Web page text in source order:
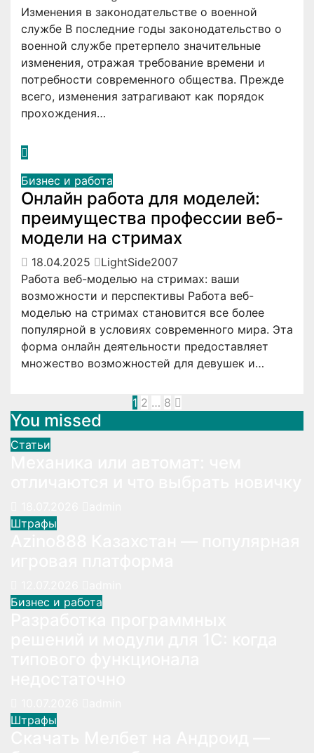
Изменения в законодательстве о военной
службе В последние годы законодательство о
военной службе претерпело значительные
изменения, отражая требование времени и
потребности современного общества. Прежде
всего, изменения затрагивают как порядок
прохождения…
Бизнес и работа
Онлайн работа для моделей:
преимущества профессии веб-
модели на стримах
18.04.2025
LightSide2007
Работа веб-моделью на стримах: ваши
возможности и перспективы Работа веб-
моделью на стримах становится все более
популярной в условиях современного мира. Эта
форма онлайн деятельности предоставляет
множество возможностей для девушек и…
Пагинация
записей
1 2 … 8
You missed
Статьи
Штрафы
Бизнес и работа
Штрафы